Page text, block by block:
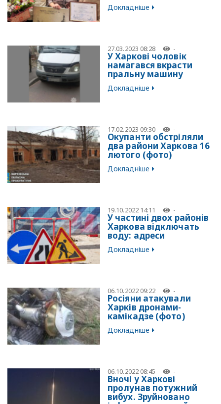
Докладніше
27.03.2023 08:28 -
У Харкові чоловік
намагався вкрасти
пральну машину
Докладніше
17.02.2023 09:30 -
Окупанти обстріляли
два райони Харкова 16
лютого (фото)
Докладніше
19.10.2022 14:11 -
У частині двох районів
Харкова відключать
воду: адреси
Докладніше
06.10.2022 09:22 -
Росіяни атакували
Харків дронами-
камікадзе (фото)
Докладніше
06.10.2022 08:45 -
Вночі у Харкові
пролунав потужний
вибух. Зруйновано